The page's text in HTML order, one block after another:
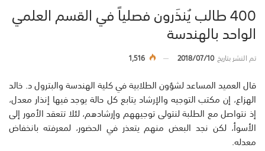
400 طالب يُنذَرون فصلياً في القسم العلمي
الواحد بالهندسة
تم النشر بتاريخ2018/07/10
1,516
قال العميد المساعد لشؤون الطلابية في كلية الهندسة والبترول د. خالد
الهزاع، إن مكتب التوجيه والإرشاد يتابع كل حالة يوجد فيها إنذار معدل،
إذ نتواصل مع الطلبة لنتولى توجيههم وإرشادهم، لئلا تتعقد الأمور إلى
الأسوأ، لكن نجد البعض منهم يتعذر في الحضور، لمعرفته بانخفاض
معدله.